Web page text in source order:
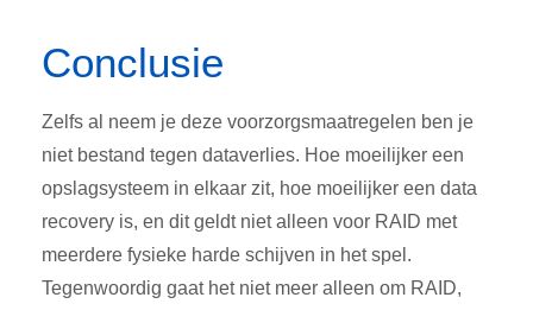
Conclusie
Zelfs al neem je deze voorzorgsmaatregelen ben je
niet bestand tegen dataverlies. Hoe moeilijker een
opslagsysteem in elkaar zit, hoe moeilijker een data
recovery is, en dit geldt niet alleen voor RAID met
meerdere fysieke harde schijven in het spel.
Tegenwoordig gaat het niet meer alleen om RAID,